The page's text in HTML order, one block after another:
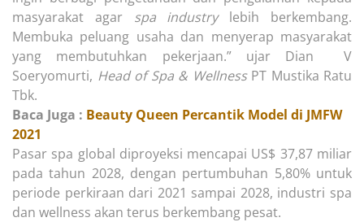
masyarakat agar spa industrylebih berkembang.
Membuka peluang usaha dan menyerap masyarakat
yang membutuhkan pekerjaan.” ujar Dian V
Soeryomurti, Head of Spa & WellnessPT Mustika Ratu
Tbk.
Baca Juga : Beauty Queen Percantik Model di JMFW
2021
Pasar spa global diproyeksi mencapai US$ 37,87 miliar
pada tahun 2028, dengan pertumbuhan 5,80% untuk
periode perkiraan dari 2021 sampai 2028, industri spa
dan wellness akan terus berkembang pesat.